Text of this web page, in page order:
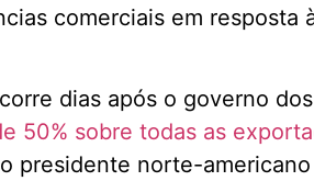
comerciais em resposta
dias após o governo
50% sobre todas as
presidente norte-